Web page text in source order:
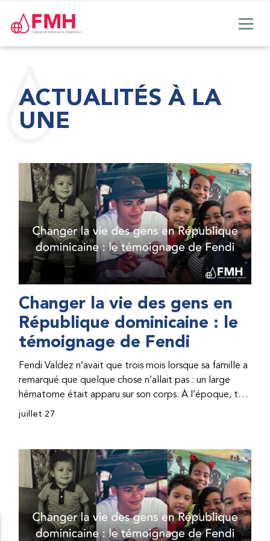
ACTUALITÉS À LA
UNE
Changer la vie des gens en
République dominicaine : le
témoignage de Fendi
Fendi Valdez n’avait que trois mois lorsque sa famille a
remarqué que quelque chose n’allait pas : un large
hématome était apparu sur son corps. À l’époque, très
peu de professionnel·les de santé de République
correct, le traitement était encore largement
indisponible. Les concentrés de facteur étaient chers
et difficiles à se procurer. Afin que son traitement dure
plus longtemps, Fendi prenait parfois une dose
inférieure à celle prescrite. À cause de ces soins limités,
il avait fréquemment des saignements, manquait
juillet 27